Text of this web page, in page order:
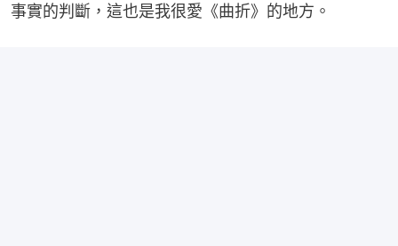
事實的判斷，這也是我很愛《曲折》的地方。